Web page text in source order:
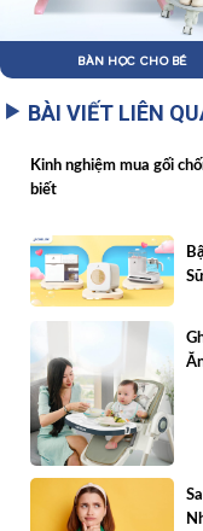
BÀN HỌC CHO BÉ
BÀI VIẾT LIÊN
Kinh nghiệm mua gối
biết